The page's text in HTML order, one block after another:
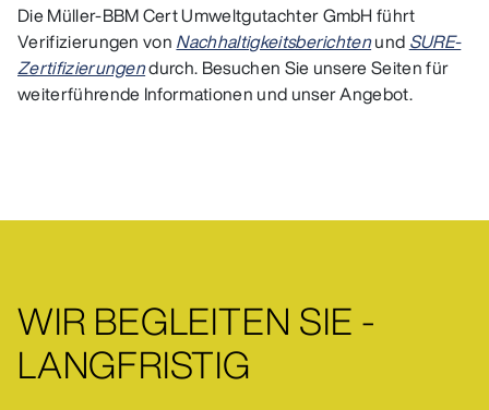
Die Müller-BBM Cert Umweltgutachter GmbH führt
Verifizierungen von Nachhaltigkeitsberichtenund SURE-
Zertifizierungendurch. Besuchen Sie unsere Seiten für
weiterführende Informationen und unser Angebot.
WIR BEGLEITEN SIE -
LANGFRISTIG